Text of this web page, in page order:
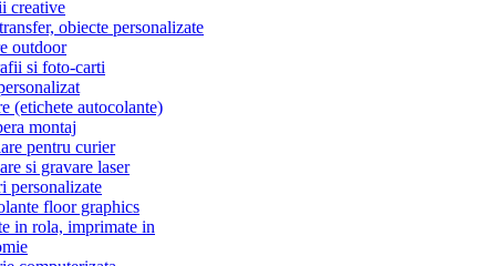
creative
obiecte personalizate
outdoor
si foto-carti
(etichete autocolante)
montaj
pentru curier
si gravare laser
personalizate
floor graphics
in rola, imprimate in